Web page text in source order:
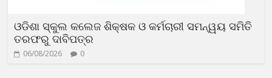
ଓଡିଶା ସ୍କୁଲ କଲେଜ ଶିକ୍ଷକ ଓ କର୍ମଚାରୀ ସମନ୍ୱୟ ସମିତି
ତରଫରୁ ଦାବିପତ୍ର
06/08/2026 0